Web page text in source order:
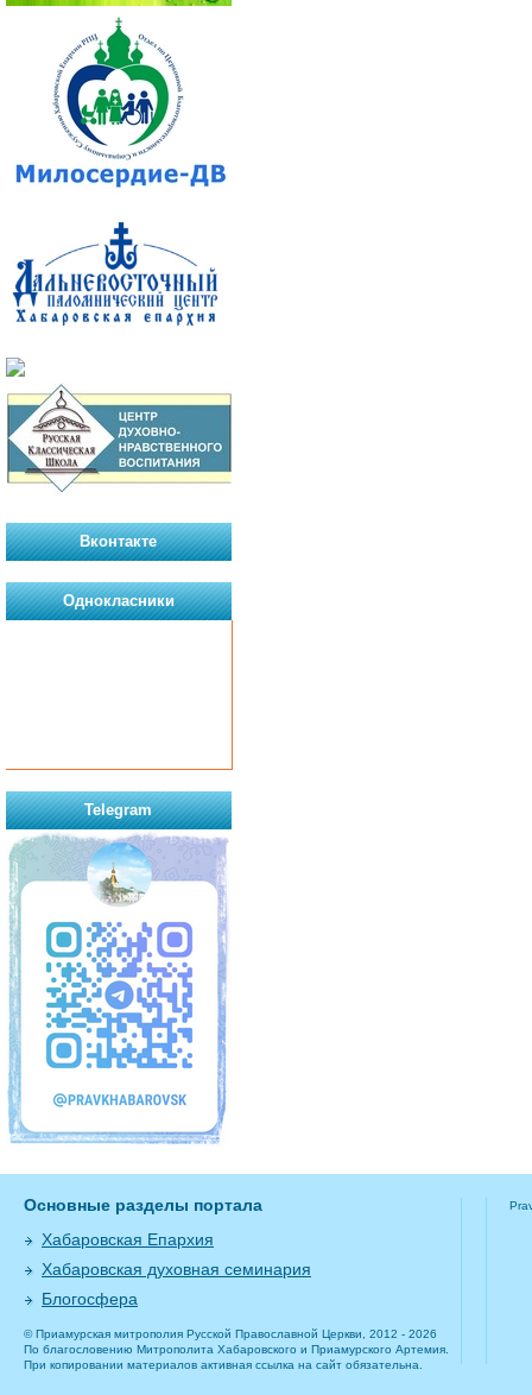
Вконтакте
Однокласники
Telegram
Основные разделы портала
Хабаровская Епархия
Хабаровская духовная семинария
Блогосфера
© Приамурская митрополия Русской Православной Церкви, 2012 - 2026
По благословению Митрополита Хабаровского и Приамурского Артемия.
При копировании материалов активная ссылка на сайт обязательна.